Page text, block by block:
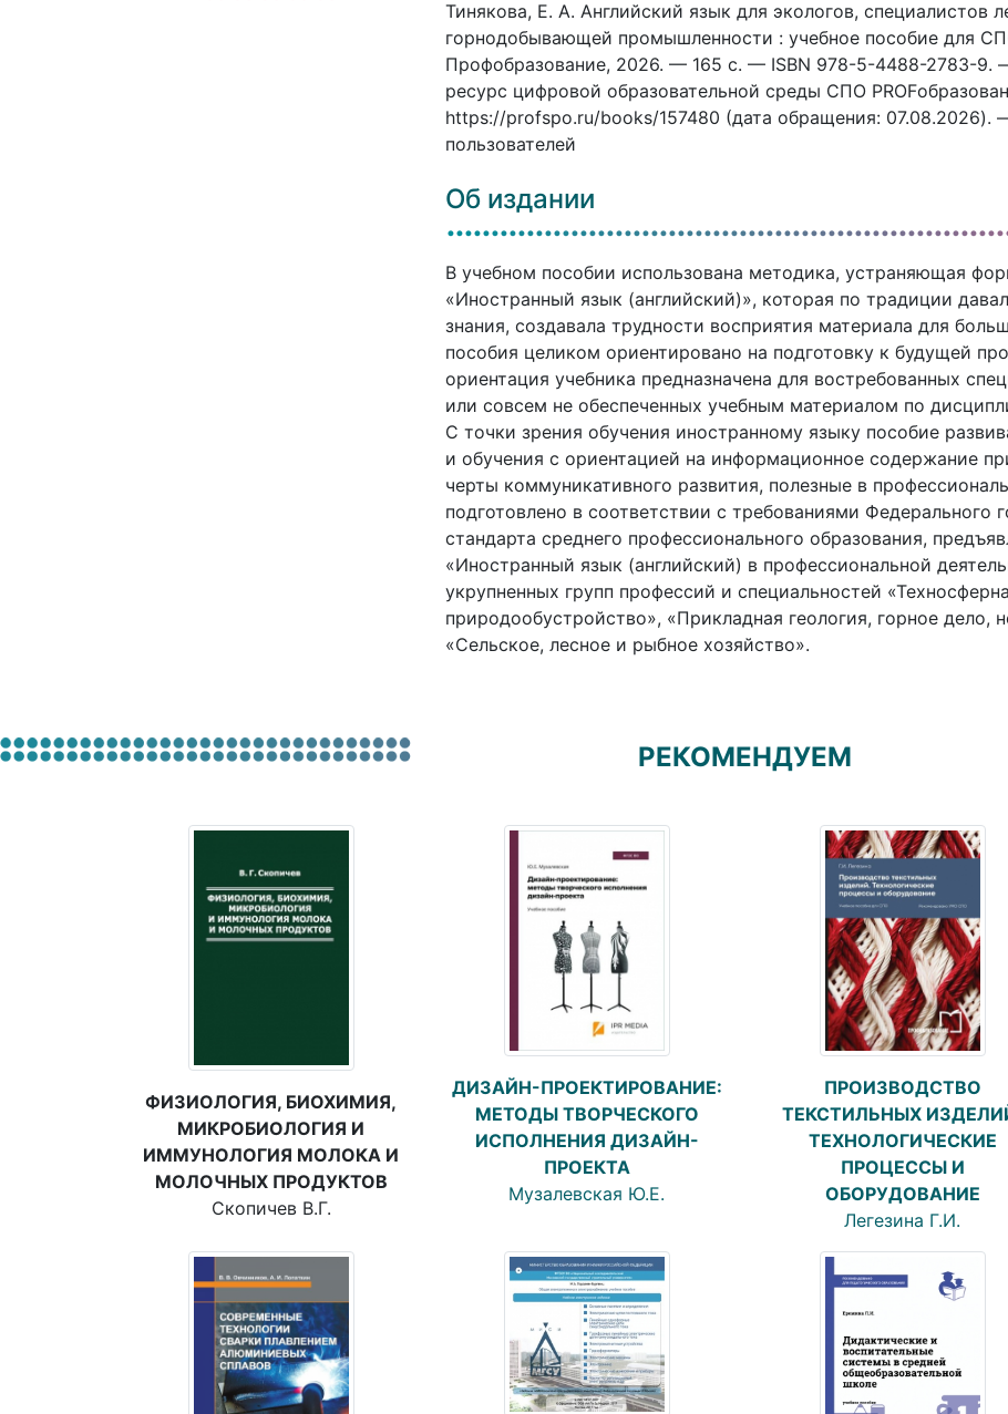
Тинякова, Е. А. Английский язык для экологов, специалистов
горнодобывающей промышленности : учебное пособие для
Профобразование, 2026. — 165 c. — ISBN 978-5-4488-2783-9.
ресурс цифровой образовательной среды СПО
https://profspo.ru/books/157480 (дата обращения: 07.08.2026).
пользователей
Об издании
В учебном пособии использована методика, устраняющая
«Иностранный язык (английский)», которая по традиции
знания, создавала трудности восприятия материала для
пособия целиком ориентировано на подготовку к будущей
ориентация учебника предназначена для востребованных
или совсем не обеспеченных учебным материалом по
С точки зрения обучения иностранному языку пособие
и обучения с ориентацией на информационное содержание
черты коммуникативного развития, полезные в
подготовлено в соответствии с требованиями Федерального
стандарта среднего профессионального образования,
«Иностранный язык (английский) в профессиональной
укрупненных групп профессий и специальностей
природообустройство», «Прикладная геология, горное дело,
«Сельское, лесное и рыбное хозяйство».
РЕКОМЕНДУЕМ
ФИЗИОЛОГИЯ, БИОХИМИЯ,
МИКРОБИОЛОГИЯ И
ИММУНОЛОГИЯ МОЛОКА И
МОЛОЧНЫХ ПРОДУКТОВ
Скопичев В.Г.
ДИЗАЙН-ПРОЕКТИРОВАНИЕ:
МЕТОДЫ ТВОРЧЕСКОГО
ИСПОЛНЕНИЯ ДИЗАЙН-
ПРОЕКТА
Музалевская Ю.Е.
ПРОИЗВОДСТВО
ТЕКСТИЛЬНЫХ
ТЕХНОЛОГИЧЕСКИЕ
ПРОЦЕССЫ И
ОБОРУДОВАНИЕ
Легезина Г.И.